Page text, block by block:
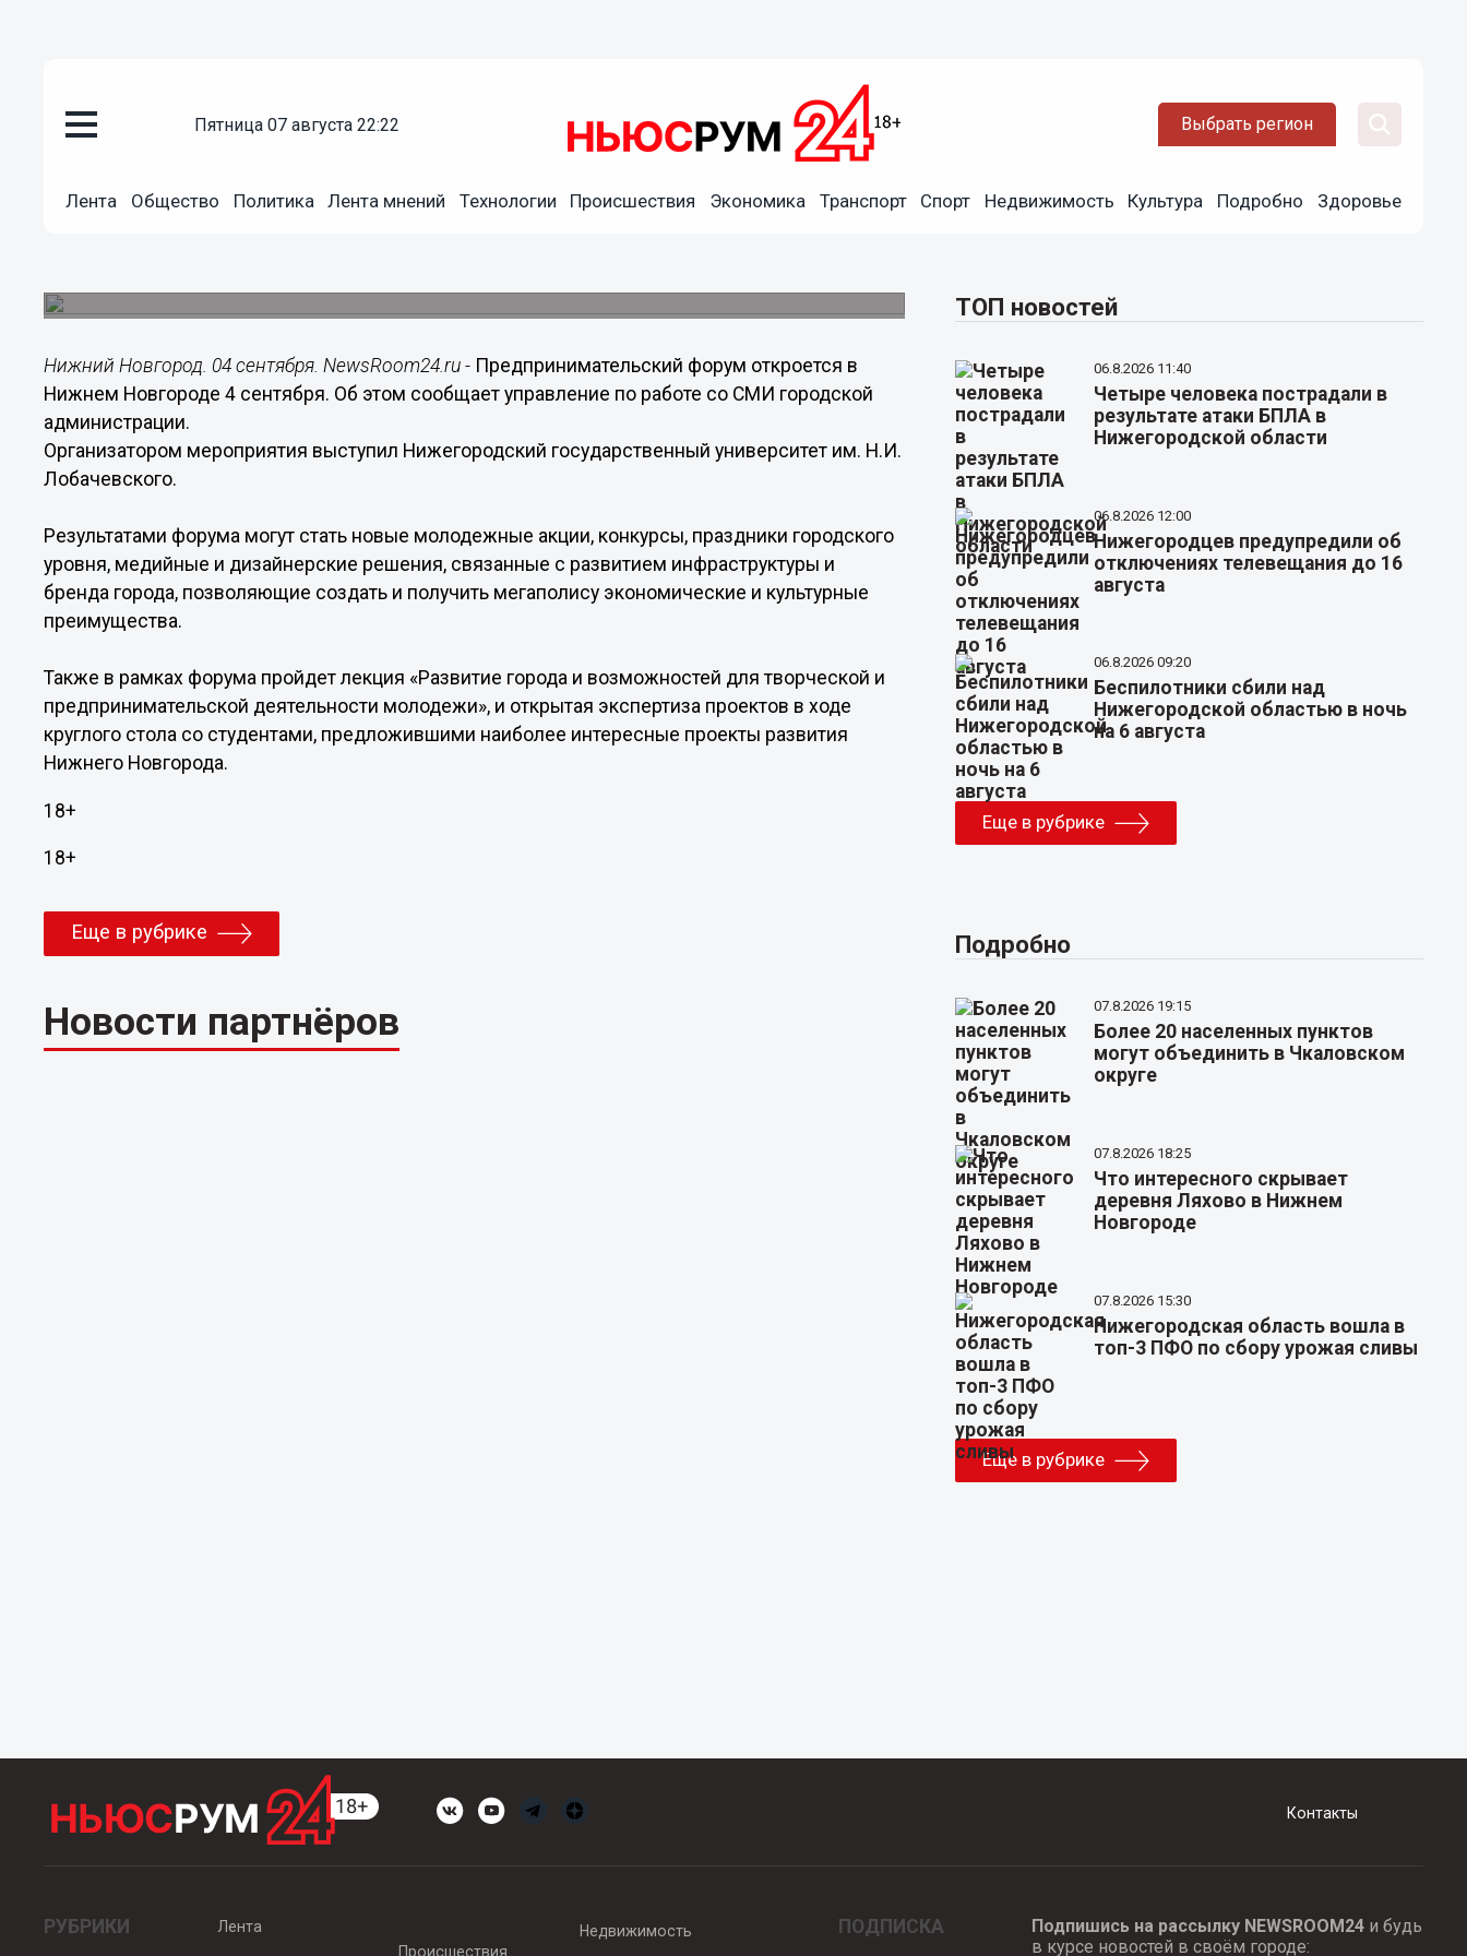
пятница 07 августа 22:22 Выбрать регион
Лента Общество Политика Лента мнений Технологии Происшествия Экономика Транспорт Спорт Недвижимость Культура Подробно Здоровье
Предпринимательский форум откроется в Нижнем
Нижний Новгород. 04 сентября. NewsRoom24.ru - Предпринимательский форум откроется в
Нижнем Новгороде 4 сентября. Об этом сообщает управление по работе со СМИ городской
администрации.
Организатором мероприятия выступил Нижегородский государственный университет им. Н.И.
Лобачевского.
Результатами форума могут стать новые молодежные акции, конкурсы, праздники городского
уровня, медийные и дизайнерские решения, связанные с развитием инфраструктуры и
бренда города, позволяющие создать и получить мегаполису экономические и культурные
преимущества.
Также в рамках форума пройдет лекция «Развитие города и возможностей для творческой и
предпринимательской деятельности молодежи», и открытая экспертиза проектов в ходе
круглого стола со студентами, предложившими наиболее интересные проекты развития
Нижнего Новгорода.
18+
18+
Еще в рубрике
Новости партнёров
ТОП новостей
06.8.2026 11:40
Четыре человека пострадали в
результате атаки БПЛА в
Нижегородской области
06.8.2026 12:00
Нижегородцев предупредили об
отключениях телевещания до 16
августа
06.8.2026 09:20
Беспилотники сбили над
Нижегородской областью в ночь
на 6 августа
Еще в рубрике
Подробно
07.8.2026 19:15
Более 20 населенных пунктов
могут объединить в Чкаловском
округе
07.8.2026 18:25
Что интересного скрывает
деревня Ляхово в Нижнем
Новгороде
07.8.2026 15:30
Нижегородская область вошла в
топ-3 ПФО по сбору урожая сливы
Еще в рубрике
Контакты
РУБРИКИ
Лента
Происшествия
Недвижимость ПОДПИСКА Подпишись на рассылку NEWSROOM24и будь
в курсе новостей в своём городе: